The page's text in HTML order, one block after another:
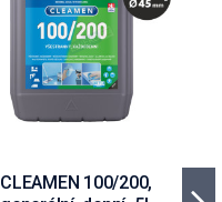
CLEAMEN 100/200,